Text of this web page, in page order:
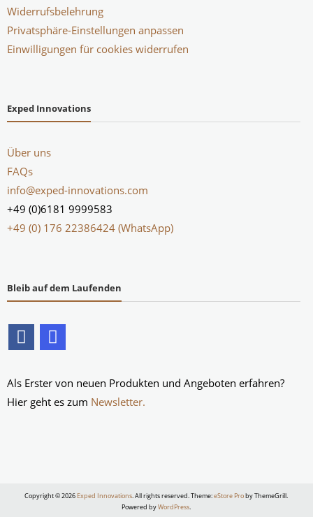
Widerrufsbelehrung
Privatsphäre-Einstellungen anpassen
Einwilligungen für cookies widerrufen
Exped Innovations
Über uns
FAQs
info@exped-innovations.com
+49 (0)6181 9999583
+49 (0) 176 22386424 (WhatsApp)
Bleib auf dem Laufenden
Als Erster von neuen Produkten und Angeboten erfahren?
Hier geht es zum Newsletter.
Copyright © 2026 Exped Innovations. All rights reserved. Theme:eStore Proby ThemeGrill.
Powered byWordPress.